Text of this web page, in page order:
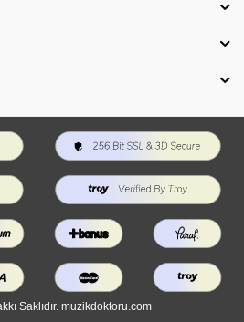
Saklıdır. muzikdoktoru.com